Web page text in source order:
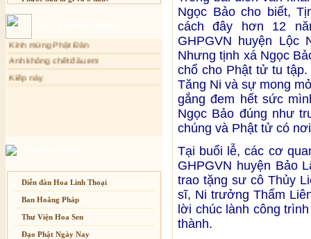
Sự thương-ghét của con người
Cải đạo: Nguyên nhân & giải pháp
Nỗi lòng của các bệnh nhân nghèo
An Giang: Tịnh thất Quy Nguyên
Tâm Thiền
Chuông Ngân
Kính mừng Phật Đản
Anh không chết đâu em
Kiếp này
Diễn đàn Hoa Linh Thoại
Ban Hoằng Pháp
Thư Viện Hoa Sen
Đạo Phật Ngày Nay
Ngọc Bảo cho biết,
cách đây hơn 12
GHPGVN huyện Lộc
Nhưng tịnh xá Ngọc
chổ cho Phật tử tu
Tăng Ni và sự mong
gắng đem hết sức
Ngọc Bảo đúng như
chúng và Phật tử có
Tại buổi lễ, các cơ
GHPGVN huyện Bảo
trao tặng sư cô Thủy
sĩ, Ni trưởng Thẩm
lời chúc lành công
thành.